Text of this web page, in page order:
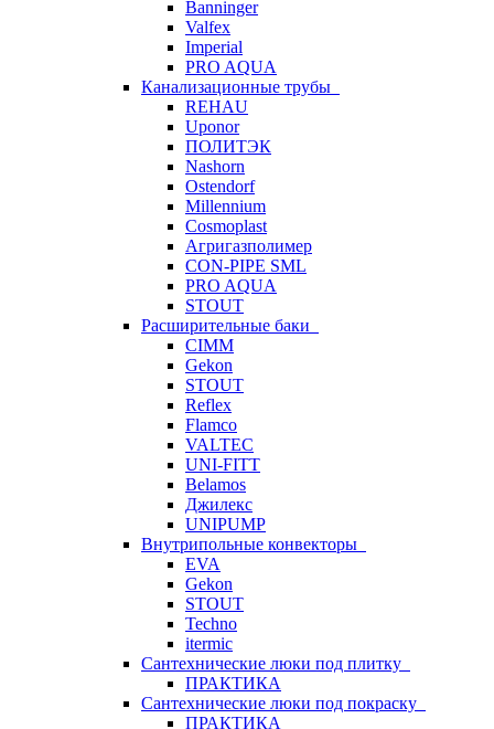
Banninger
Valfex
Imperial
PRO AQUA
Канализационные трубы
REHAU
Uponor
ПОЛИТЭК
Nashorn
Ostendorf
Millennium
Cosmoplast
Агригазполимер
CON-PIPE SML
PRO AQUA
STOUT
Расширительные баки
CIMM
Gekon
STOUT
Reflex
Flamco
VALTEC
UNI-FITT
Belamos
Джилекс
UNIPUMP
Внутрипольные конвекторы
EVA
Gekon
STOUT
Techno
itermic
Сантехнические люки под плитку
ПРАКТИКА
Сантехнические люки под покраску
ПРАКТИКА